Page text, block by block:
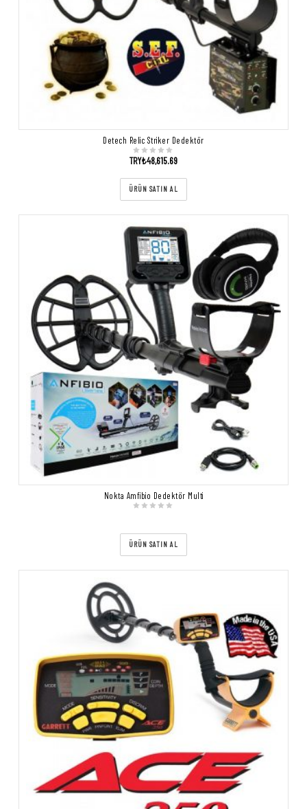
Detech Relic Striker Dedektör
TRY₺48,615.69
ÜRÜN SATIN AL
Nokta Amfibio Dedektör Multi
ÜRÜN SATIN AL